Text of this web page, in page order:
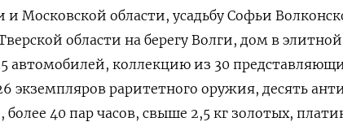
и Московской области, усадьбу Софьи
области на берегу Волги, дом в
автомобилей, коллекцию из 30
экземпляров раритетного оружия, десять
40 пар часов, свыше 2,5 кг золотых,